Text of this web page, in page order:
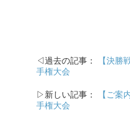
b
o
o
k
◁過去の記事：
【決勝
手権大会
▷新しい記事：
【ご案
手権大会